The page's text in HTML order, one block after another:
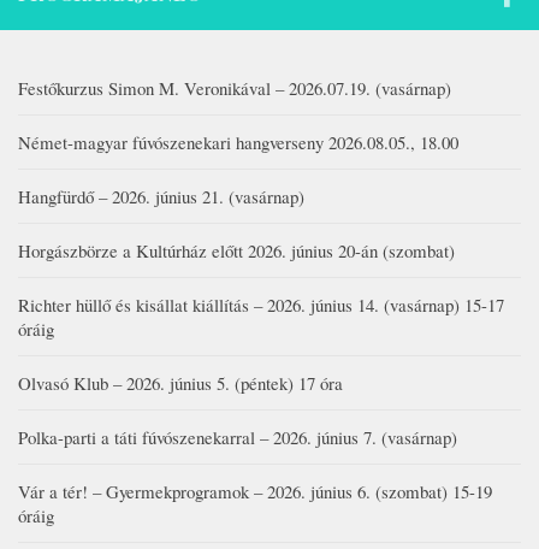
Festőkurzus Simon M. Veronikával – 2026.07.19. (vasárnap)
Német-magyar fúvószenekari hangverseny 2026.08.05., 18.00
Hangfürdő – 2026. június 21. (vasárnap)
Horgászbörze a Kultúrház előtt 2026. június 20-án (szombat)
Richter hüllő és kisállat kiállítás – 2026. június 14. (vasárnap) 15-17
óráig
Olvasó Klub – 2026. június 5. (péntek) 17 óra
Polka-parti a táti fúvószenekarral – 2026. június 7. (vasárnap)
Vár a tér! – Gyermekprogramok – 2026. június 6. (szombat) 15-19
óráig